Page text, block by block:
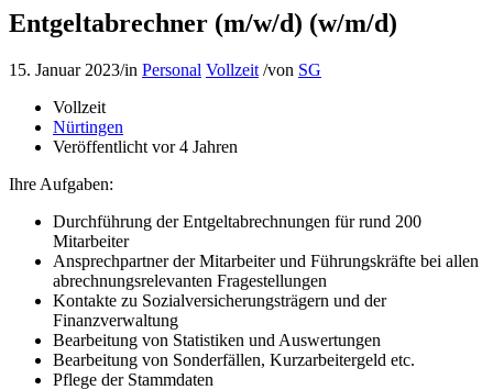
Entgeltabrechner (m/w/d) (w/m/d)
15. Januar 2023/in Personal Vollzeit /von SG
Vollzeit
Nürtingen
Veröffentlicht vor 4 Jahren
Ihre Aufgaben:
Durchführung der Entgeltabrechnungen für rund 200
Mitarbeiter
Ansprechpartner der Mitarbeiter und Führungskräfte bei allen
abrechnungsrelevanten Fragestellungen
Kontakte zu Sozialversicherungsträgern und der
Finanzverwaltung
Bearbeitung von Statistiken und Auswertungen
Bearbeitung von Sonderfällen, Kurzarbeitergeld etc.
Pflege der Stammdaten